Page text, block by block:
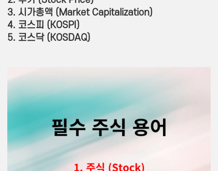
3. 시가총액 (Market Capitalization)
4. 코스피 (KOSPI)
5. 코스닥 (KOSDAQ)